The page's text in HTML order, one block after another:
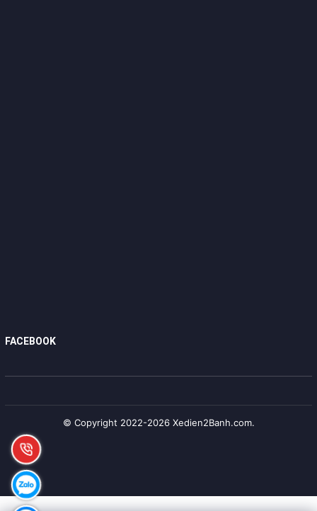
FACEBOOK
© Copyright 2022-2026 Xedien2Banh.com.